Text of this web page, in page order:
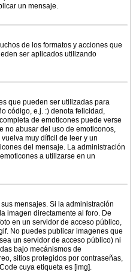
un mensaje.
de los formatos y acciones que
ser aplicados utilizando
que pueden ser utilizadas para
código, e.j. :) denota felicidad,
de emoticones puede verse
no abusar del uso de emoticonos,
muy díficil de leer y un
del mensaje. La administración
a utilizarse en un
mensajes. Si la administración
imagen directamente al foro. De
en un servidor de acceso público,
No puedes publicar imagenes que
un servidor de acceso público) ni
bajo mecánismos de
sitios protegidos por contraseñas,
cuya etiqueta es [img].